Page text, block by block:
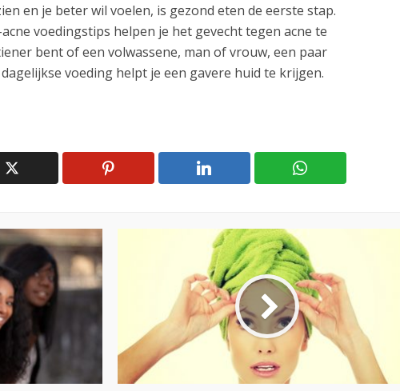
en je beter wil voelen, is gezond eten de eerste stap.
voedingstips helpen je het gevecht tegen acne te
bent of een volwassene, man of vrouw, een paar
voeding helpt je een gavere huid te krijgen.